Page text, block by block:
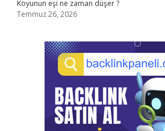
Koyunun eşi ne zaman düşer ?
Temmuz 26, 2026